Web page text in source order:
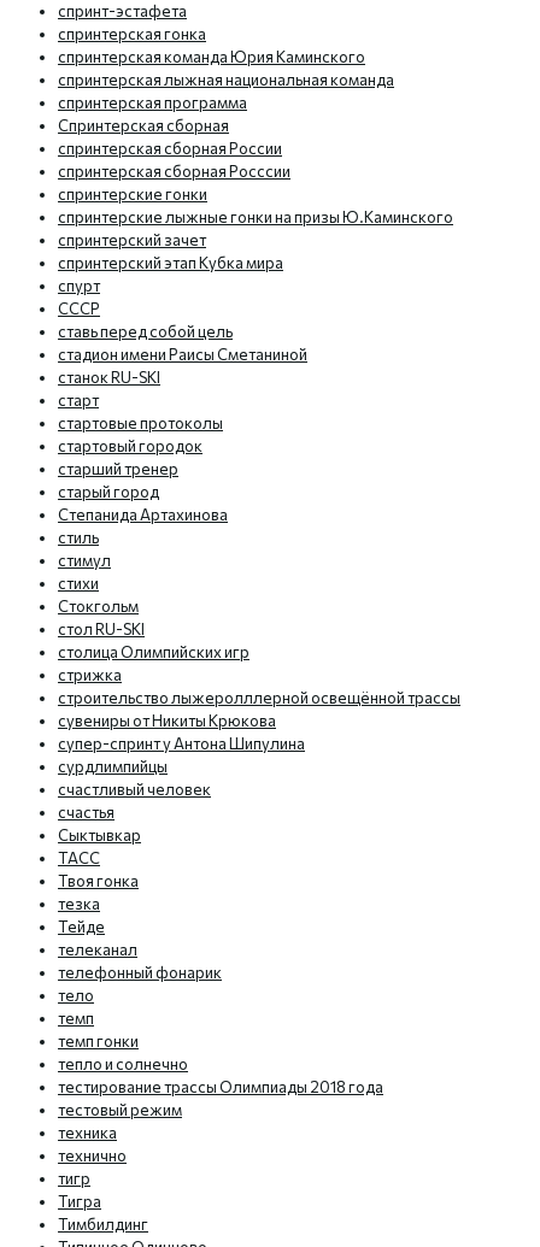
спринт-эстафета
спринтерская гонка
спринтерская команда Юрия Каминского
спринтерская лыжная национальная команда
спринтерская программа
Спринтерская сборная
спринтерская сборная России
спринтерская сборная Росссии
спринтерские гонки
спринтерские лыжные гонки на призы Ю.Каминского
спринтерский зачет
спринтерский этап Кубка мира
спурт
СССР
ставь перед собой цель
стадион имени Раисы Сметаниной
станок RU-SKI
старт
стартовые протоколы
стартовый городок
старший тренер
старый город
Степанида Артахинова
стиль
стимул
стихи
Стокгольм
стол RU-SKI
столица Олимпийских игр
стрижка
строительство лыжеролллерной освещённой трассы
сувениры от Никиты Крюкова
супер-спринт у Антона Шипулина
сурдлимпийцы
счастливый человек
счастья
Сыктывкар
ТАСС
Твоя гонка
тезка
Тейде
телеканал
телефонный фонарик
тело
темп
темп гонки
тепло и солнечно
тестирование трассы Олимпиады 2018 года
тестовый режим
техника
технично
тигр
Тигра
Тимбилдинг